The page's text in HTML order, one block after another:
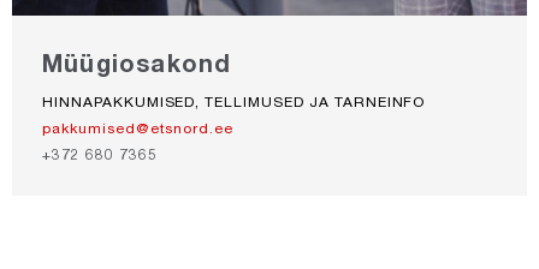
Müügiosakond
HINNAPAKKUMISED, TELLIMUSED JA TARNEINFO
pakkumised@etsnord.ee
+372 680 7365